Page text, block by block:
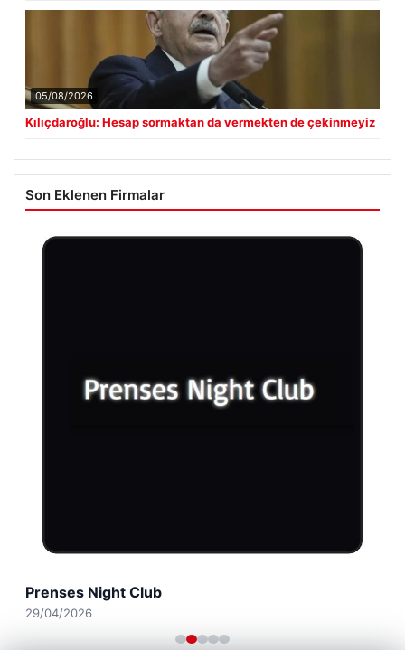
05/08/2026
Kılıçdaroğlu: Hesap sormaktan da vermekten de çekinmeyiz
Son Eklenen Firmalar
Prenses Night Club
29/04/2026